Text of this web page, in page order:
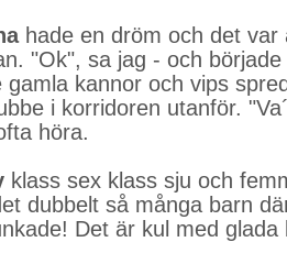
hade en dröm och det var
"Ok", sa jag - och
gamla kannor och vips
i korridoren utanför.
höra.
klass sex klass sju och
dubbelt så många barn
Det är kul med glada